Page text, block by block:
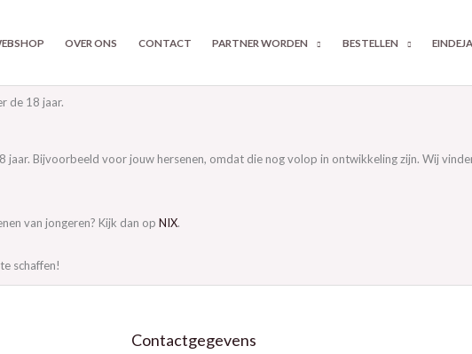
OVER ONS CONTACT PARTNER WORDEN BESTELLEN
de 18 jaar.
Bijvoorbeeld voor jouw hersenen, omdat die nog volop in ontwikkeling zijn. Wij
van jongeren? Kijk dan op NIX.
schaffen!
Contactgegevens